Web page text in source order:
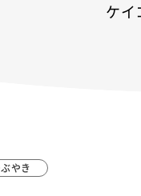
ケイ
やき